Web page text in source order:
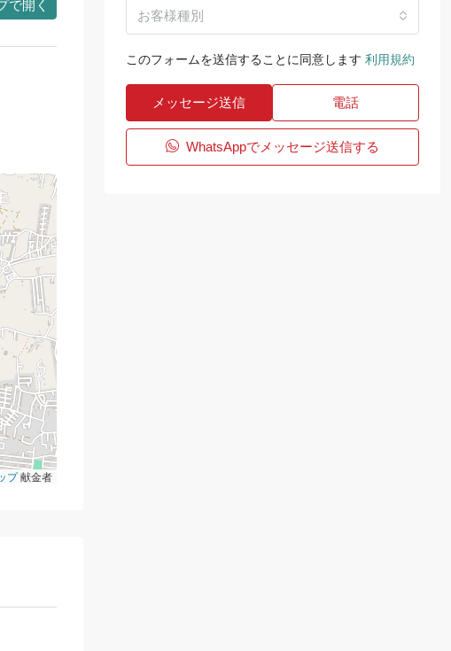
で開く
プ献金者
お客様種別
このフォームを送信することに同意します 利用規約
メッセージ送信 電話
WhatsAppでメッセージ送信する